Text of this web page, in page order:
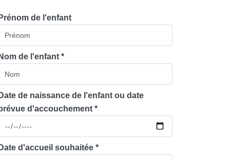
Prénom de l'enfant
Nom de l'enfant *
Date de naissance de l'enfant ou date
d'accouchement *
Date d'accueil souhaitée *